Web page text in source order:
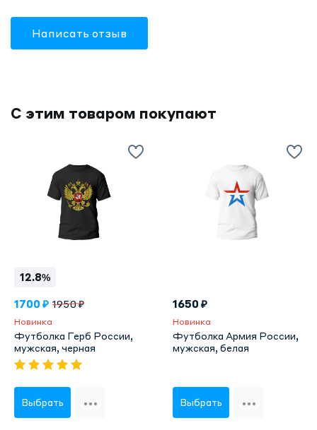
Написать отзыв
С этим товаром покупают
12.8%
1700 ₽ 1950 ₽
Новинка
Футболка Герб России,
мужская, черная
Выбрать
1650 ₽
Новинка
Футболка Армия России,
мужская, белая
Выбрать